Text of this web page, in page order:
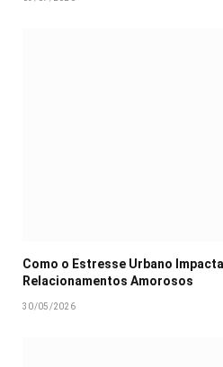
Como o Estresse Urbano
Relacionamentos Amorosos
30/05/2026